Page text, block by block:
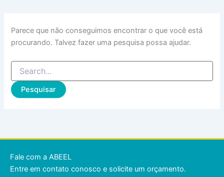
Parece que não conseguimos encontrar o que você está
procurando. Talvez fazer uma pesquisa possa ajudar.
Fale com a ABEEL
Entre em contato conosco e solicite um orçamento.